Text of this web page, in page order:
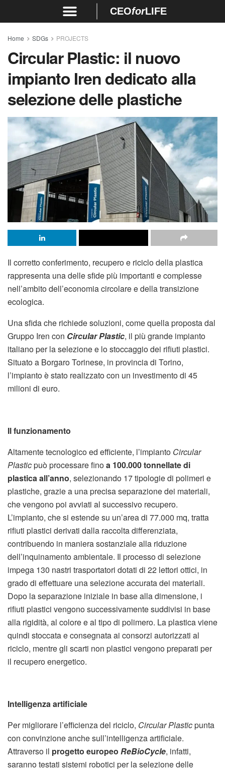
CEOforLIFE
Home SDGs PROJECTS
Circular Plastic: il nuovo
impianto Iren dedicato alla
selezione delle plastiche
Il corretto conferimento, recupero e riciclo della plastica
rappresenta una delle sfide più importanti e complesse
nell’ambito dell’economia circolare e della transizione
ecologica.
Una sfida che richiede soluzioni, come quella proposta dal
Gruppo Iren con Circular Plastic, il più grande impianto
italiano per la selezione e lo stoccaggio dei rifiuti plastici.
Situato a Borgaro Torinese, in provincia di Torino,
l’impianto è stato realizzato con un investimento di 45
milioni di euro.
Il funzionamento
Altamente tecnologico ed efficiente, l’impianto Circular
Plasticpuò processare finoa 100.000 tonnellate di
plastica all’anno, selezionando 17 tipologie di polimeri e
plastiche, grazie a una precisa separazione dei materiali,
che vengono poi avviati al successivo recupero.
L’impianto, che si estende su un’area di 77.000 mq, tratta
rifiuti plastici derivati dalla raccolta differenziata,
contribuendo in maniera sostanziale alla riduzione
dell’inquinamento ambientale. Il processo di selezione
impega 130 nastri trasportatori dotati di 22 lettori ottici, in
grado di effettuare una selezione accurata dei materiali.
Dopo la separazione iniziale in base alla dimensione, i
rifiuti plastici vengono successivamente suddivisi in base
alla rigidità, al colore e al tipo di polimero. La plastica viene
quindi stoccata e consegnata ai consorzi autorizzati al
riciclo, mentre gli scarti non plastici vengono preparati per
il recupero energetico.
Intelligenza artificiale
Per migliorare l’efficienza del riciclo, Circular Plasticpunta
con convinzione anche sull’intelligenza artificiale.
Attraverso il progetto europeo ReBioCycle, infatti,
saranno testati sistemi robotici per la selezione delle